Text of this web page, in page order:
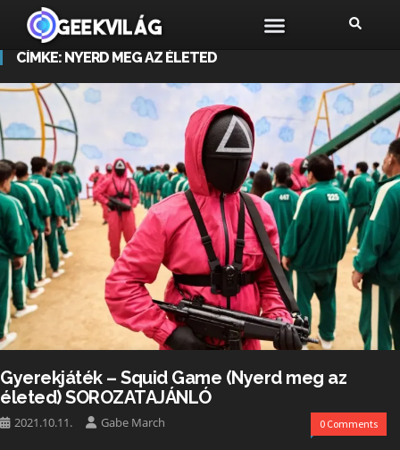
CÍMKE: NYERD MEG AZ ÉLETED
Gyerekjáték – Squid Game (Nyerd meg az
életed) SOROZATAJÁNLÓ
2021.10.11. Gabe March 0 Comments